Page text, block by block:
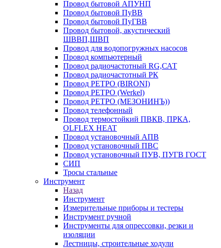
Провод бытовой АПУНП
Провод бытовой ПуВВ
Провод бытовой ПуГВВ
Провод бытовой, акустический
ШВВП,ШВП
Провод для водопогружных насосов
Провод компьютерный
Провод радиочастотный RG,САТ
Провод радиочастотный РК
Провод РЕТРО (BIRONI)
Провод РЕТРО (Werkel)
Провод РЕТРО (МЕЗОНИНЪ))
Провод телефонный
Провод термостойкий ПВКВ, ПРКА,
OLFLEX HEAT
Провод установочный АПВ
Провод установочный ПВС
Провод установочный ПУВ, ПУГВ ГОСТ
СИП
Тросы стальные
Инструмент
Назад
Инструмент
Измерительные приборы и тестеры
Инструмент ручной
Инструменты для опрессовки, резки и
изоляции
Лестницы, строительные ходули